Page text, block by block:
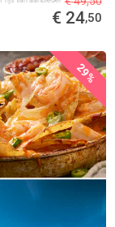
€ 24,50
29%